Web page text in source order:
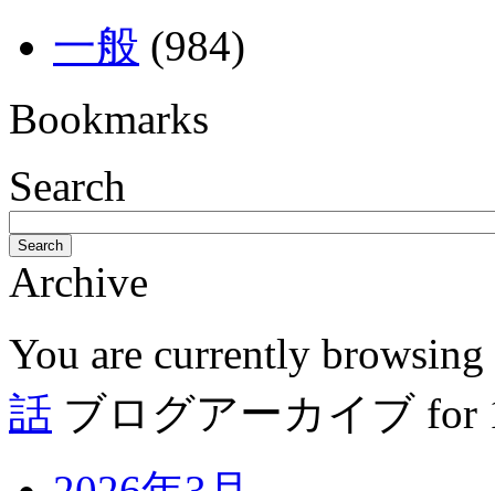
一般 (984)
Bookmarks
Search
Search
Archive
You are currently
話 ブログアーカイブ for